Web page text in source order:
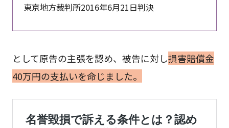
東京地方裁判所2016年6月21日判決
として原告の主張を認め、被告に対し損害賠償金
40万円の支払いを命じました。